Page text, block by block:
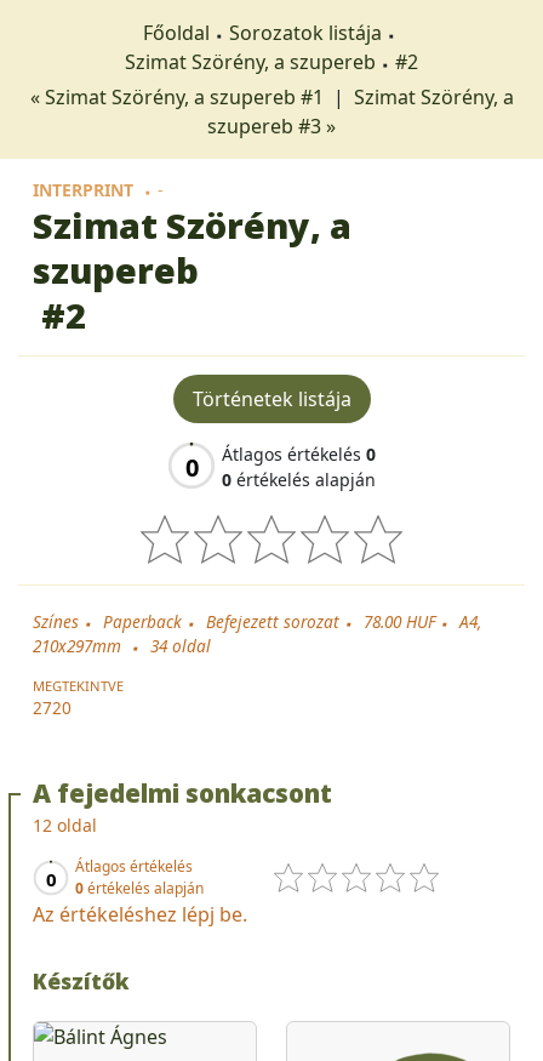
Főoldal
Sorozatok listája
Szimat Szörény, a szupereb
#2
« Szimat Szörény, a szupereb #1
| Szimat Szörény, a
szupereb #3 »
INTERPRINT -
Szimat Szörény, a
szupereb
#2
Történetek listája
0 Átlagos értékelés 0
0 értékelés alapján
Színes Paperback Befejezett sorozat 78.00 HUF
A4,
210x297mm
34oldal
MEGTEKINTVE
2720
A fejedelmi sonkacsont
12 oldal
0
Átlagos értékelés
0értékelés alapján
Az értékeléshez lépj be.
Készítők